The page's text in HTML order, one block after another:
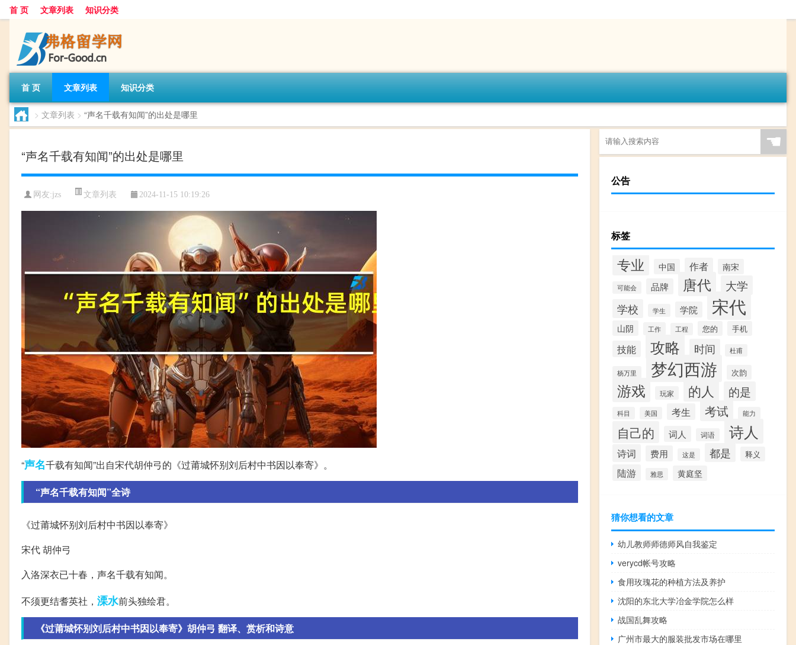
首 页 文章列表 知识分类
首 页 文章列表 知识分类
> 文章列表 > “声名千载有知闻”的出处是哪里
“声名千载有知闻”的出处是哪里
网友:jzs 文章列表 2024-11-15 10:19:26
“声名千载有知闻”出自宋代胡仲弓的《过莆城怀别刘后村中书因以奉寄》。
“声名千载有知闻”全诗
《过莆城怀别刘后村中书因以奉寄》
宋代 胡仲弓
入洛深衣已十春，声名千载有知闻。
不须更结耆英社， 溧水前头独绘君。
《过莆城怀别刘后村中书因以奉寄》胡仲弓 翻译、赏析和诗意
☚
公告
标签
专业 中国 作者 南宋
可能会 品牌 唐代 大学
学校 学生 学院 宋代
山阴 工作 工程 您的 手机
技能 攻略 时间 杜甫
杨万里 梦幻西游 次韵
游戏 玩家 的人 的是
科目 美国 考生 考试 能力
自己的 词人 词语 诗人
诗词 费用 这是 都是 释义
陆游 雅思 黄庭坚
猜你想看的文章
幼儿教师师德师风自我鉴定
verycd帐号攻略
食用玫瑰花的种植方法及养护
沈阳的东北大学冶金学院怎么样
战国乱舞攻略
广州市最大的服装批发市场在哪里